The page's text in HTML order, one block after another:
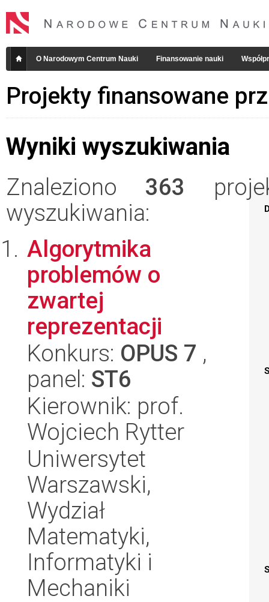
O Narodowym Centrum Nauki Finansowanie nauki
Projekty finansowane
Wyniki wyszukiwania
Znaleziono 363
wyszukiwania:
Algorytmika
problemów o
zwartej
reprezentacji
Konkurs: OPUS 7 ,
panel: ST6
Kierownik: prof.
Wojciech Rytter
Uniwersytet
Warszawski,
Wydział
Matematyki,
Informatyki i
Mechaniki